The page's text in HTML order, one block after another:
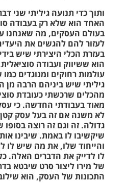
ותוך כדי תנועה גיליתי שני
האחד הוא שלא רק בעבודה
בעולם העסקים, מה שאנחנו
לעזור להם להגשים את
בעזרת הכלי היצירתי שיש
הוא ששיווק ועבודה
עולמות רחוקים ומנוגדים
גיליתי שיש ביניהם הרבה
מהכלים שרכשתי כעובדת
מאוד בעבודתי החדשה. כי
לא משנה אם זה בעל עסק
גדולה. זה וגם זה רוצה בסופו
שיקשיבו לו באמת. שיבינו
והייחוד שלו, את מה שיש לו
לו לדייק את הדברים האלה.
של מירו ליצור סרט שיבטא
התכונות של העסק, הוא